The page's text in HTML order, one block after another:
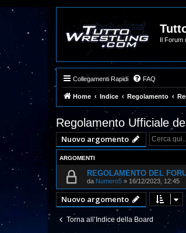
Il Forum
Collegamenti Rapidi FAQ
Home Indice Regolamento
Regolamento Ufficiale
Nuovo argomento
ARGOMENTI
REGOLAMENTO DEL
da Numero5 » 16/12/2023, 12:45
Nuovo argomento
Torna all’Indice della Board